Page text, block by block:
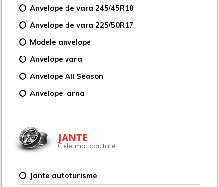
Anvelope de vara 245/45R18
Anvelope de vara 225/50R17
Modele anvelope
Anvelope vara
Anvelope All Season
Anvelope iarna
JANTE
Cele mai cautate
Jante autoturisme